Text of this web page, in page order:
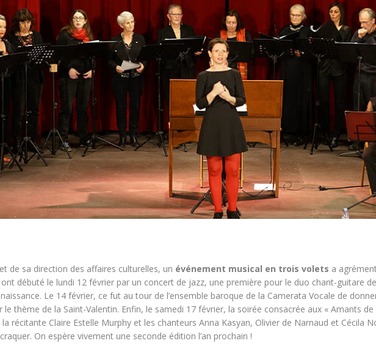
de sa direction des affaires culturelles, un événement musical en trois volets a
débuté le lundi 12 février par un concert de jazz, une première pour le duo chant-guitare
Le 14 février, ce fut au tour de l’ensemble baroque de la Camerata Vocale de
le thème de la Saint-Valentin. Enfin, le samedi 17 février, la soirée consacrée aux « Amants
la récitante Claire Estelle Murphy et les chanteurs Anna Kasyan, Olivier de Narnaud et Cécila
On espère vivement une seconde édition l’an prochain !